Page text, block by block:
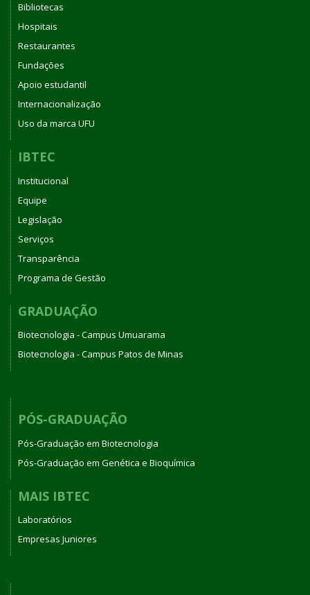
Bibliotecas
Hospitais
Restaurantes
Fundações
Apoio estudantil
Internacionalização
Uso da marca UFU
IBTEC
Institucional
Equipe
Legislação
Serviços
Transparência
Programa de Gestão
GRADUAÇÃO
Biotecnologia - Campus Umuarama
Biotecnologia - Campus Patos de Minas
PÓS-GRADUAÇÃO
Pós-Graduação em Biotecnologia
Pós-Graduação em Genética e Bioquímica
MAIS IBTEC
Laboratórios
Empresas Juniores